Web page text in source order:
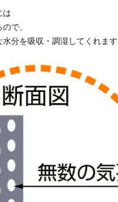
は
で、
分を吸収・調湿してくれます